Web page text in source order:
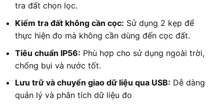
tra đất chọn lọc.
Kiểm tra đất không cần cọc: Sử dụng 2 kẹp để
thực hiện đo mà không cần dùng đến cọc đất.
Tiêu chuẩn IP56: Phù hợp cho sử dụng ngoài trời,
chống bụi và nước tốt.
Lưu trữ và chuyển giao dữ liệu qua USB: Dễ dàng
quản lý và phân tích dữ liệu đo